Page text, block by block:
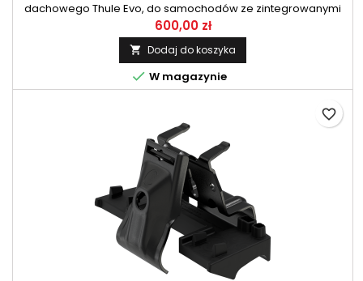
dachowego Thule Evo, do samochodów ze zintegrowanymi
relingami. Komplet zawiera 4 sztuki.
600,00 zł
 Dodaj do koszyka
 W magazynie
favorite_border